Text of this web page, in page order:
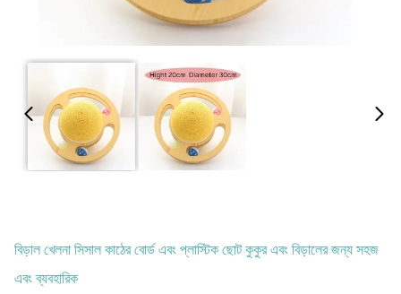
বিড়াল খেলনা সিসাল কাঠের বোর্ড এবং প্লাস্টিক ছোট কুকুর এবং বিড়ালের জন্য সহজ
এবং ব্যবহারিক